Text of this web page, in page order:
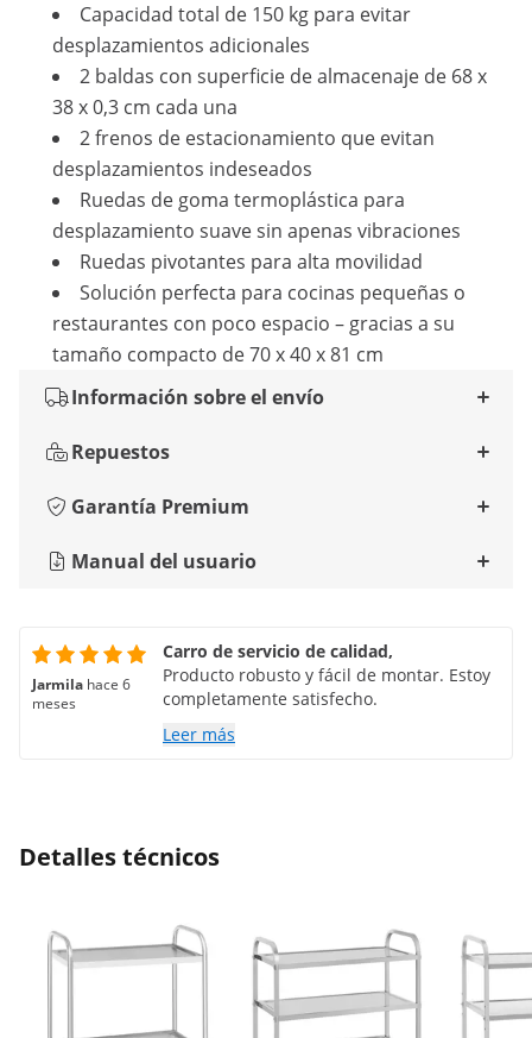
Capacidad total de 150 kg para evitar
desplazamientos adicionales
2 baldas con superficie de almacenaje de 68 x
38 x 0,3 cm cada una
2 frenos de estacionamiento que evitan
desplazamientos indeseados
Ruedas de goma termoplástica para
desplazamiento suave sin apenas vibraciones
Ruedas pivotantes para alta movilidad
Solución perfecta para cocinas pequeñas o
restaurantes con poco espacio – gracias a su
tamaño compacto de 70 x 40 x 81 cm
Información sobre el envío
Repuestos
Garantía Premium
Manual del usuario
Jarmila hace 6
meses
Carro de servicio de calidad,
Producto robusto y fácil de montar. Estoy
completamente satisfecho.
Leer más
Detalles técnicos